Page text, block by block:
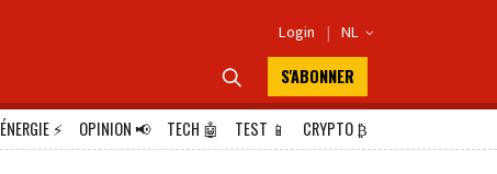
Login | NL 
 S'ABONNER
ÉNERGIE⚡ OPINION📢 TECH 🤖 TEST 📱 CRYPTO₿